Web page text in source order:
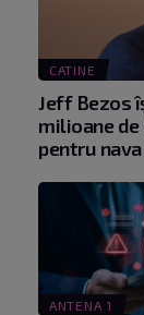
CATINE
Jeff Bezos
milioane
pentru
ANTENA 1